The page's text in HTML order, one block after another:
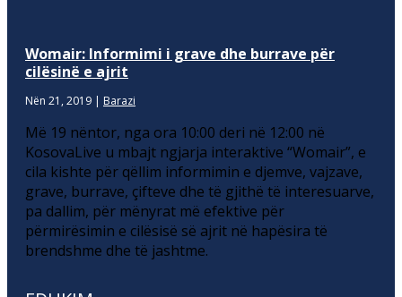
Womair: Informimi i grave dhe burrave për
cilësinë e ajrit
Nën 21, 2019 | Barazi
Më 19 nëntor, nga ora 10:00 deri në 12:00 në
KosovaLive u mbajt ngjarja interaktive “Womair”, e
cila kishte për qëllim informimin e djemve, vajzave,
grave, burrave, çifteve dhe të gjithë të interesuarve,
pa dallim, për mënyrat më efektive për
përmirësimin e cilësisë së ajrit në hapësira të
brendshme dhe të jashtme.